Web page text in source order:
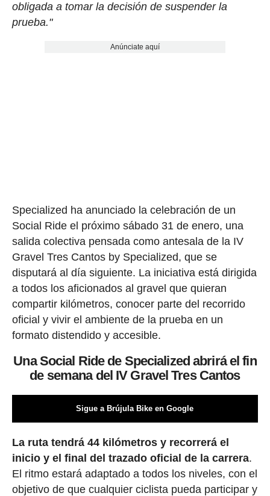
obligada a tomar la decisión de suspender la
prueba."
Anúnciate aquí
Specialized ha anunciado la celebración de un
Social Ride el próximo sábado 31 de enero, una
salida colectiva pensada como antesala de la IV
Gravel Tres Cantos by Specialized, que se
disputará al día siguiente. La iniciativa está dirigida
a todos los aficionados al gravel que quieran
compartir kilómetros, conocer parte del recorrido
oficial y vivir el ambiente de la prueba en un
formato distendido y accesible.
Una Social Ride de Specialized abrirá el fin
de semana del IV Gravel Tres Cantos
Sigue a Brújula Bike en Google
La ruta tendrá 44 kilómetros y recorrerá el
inicio y el final del trazado oficial de la carrera.
El ritmo estará adaptado a todos los niveles, con el
objetivo de que cualquier ciclista pueda participar y